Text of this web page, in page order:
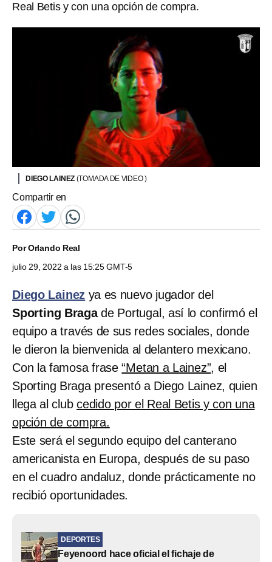
Real Betis y con una opción de compra.
DIEGO LAINEZ (TOMADA DE VIDEO )
Compartir en
PorOrlando Real
julio 29, 2022 a las 15:25 GMT-5
Diego Lainez ya es nuevo jugador del
Sporting Bragade Portugal, así lo confirmó el
equipo a través de sus redes sociales, donde
le dieron la bienvenida al delantero mexicano.
Con la famosa frase“Metan a Lainez”, el
Sporting Braga presentó a Diego Lainez, quien
llega al clubcedido por el Real Betis y con una
opción de compra.
Este será el segundo equipo del canterano
americanista en Europa, después de su paso
en el cuadro andaluz, donde prácticamente no
recibió oportunidades.
DEPORTES
Feyenoord hace oficial el fichaje de